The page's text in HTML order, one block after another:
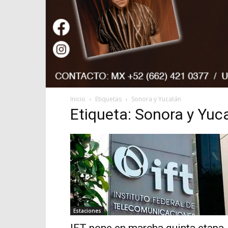
Inicio Etiquetas Sonora y Yucatán
Etiqueta: Sonora y
Estaciones